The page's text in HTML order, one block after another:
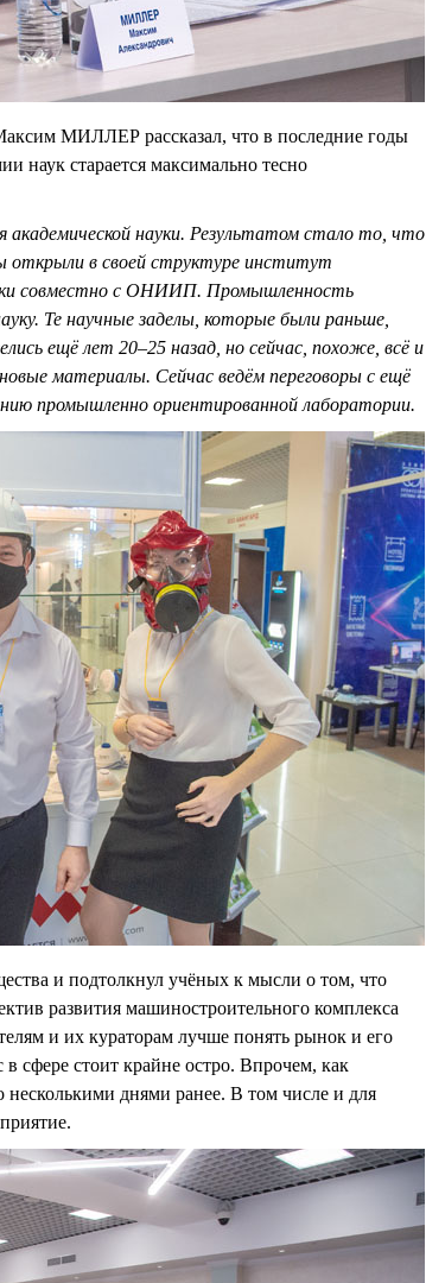
МИЛЛЕР рассказал, что в последние годы
наук старается максимально тесно
науки. Результатом стало то, что
открыли в своей структуре институт
совместно с ОНИИП. Промышленность
Те научные заделы, которые были раньше,
ещё лет 20–25 назад, но сейчас, похоже, всё и
материалы. Сейчас ведём переговоры с ещё
промышленно ориентированной лаборатории.
и подтолкнул учёных к мысли о том, что
развития машиностроительного комплекса
и их кураторам лучше понять рынок и его
стоит крайне остро. Впрочем, как
днями ранее. В том числе и для